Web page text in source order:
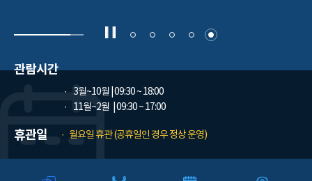
관람시간
3월~10월 | 09:30 ~ 18:00
11월~2월
| 09:30 ~ 17:00
휴관일 월요일 휴관 (공휴일인 경우 정상 운영)